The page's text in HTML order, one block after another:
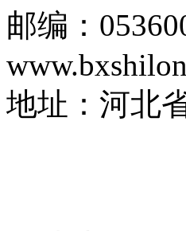
邮编：
地址：河北